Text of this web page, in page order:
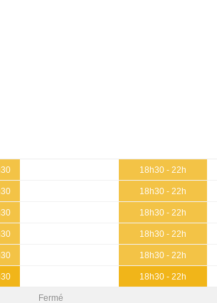
18h30 - 22h
18h30 - 22h
18h30 - 22h
18h30 - 22h
18h30 - 22h
18h30 - 22h
Fermé